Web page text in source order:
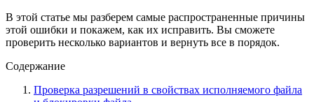
В этой статье мы разберем самые распространенные причины
этой ошибки и покажем, как их исправить. Вы сможете
проверить несколько вариантов и вернуть все в порядок.
Содержание
Проверка разрешений в свойствах исполняемого файла